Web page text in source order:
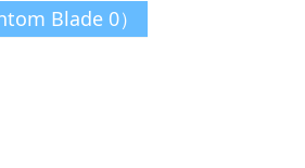
Blade 0）